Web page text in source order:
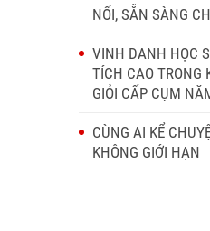
NỐI, SẴN SÀNG
VINH DANH HỌC
TÍCH CAO TRONG
GIỎI CẤP CỤM
CÙNG AI KỂ
KHÔNG GIỚI HẠN